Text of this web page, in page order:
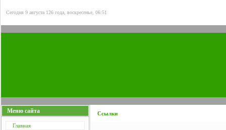
Сегодня 9 августа 126 года, воскресенье, 06:51
Меню сайта
Главная
Ссылки